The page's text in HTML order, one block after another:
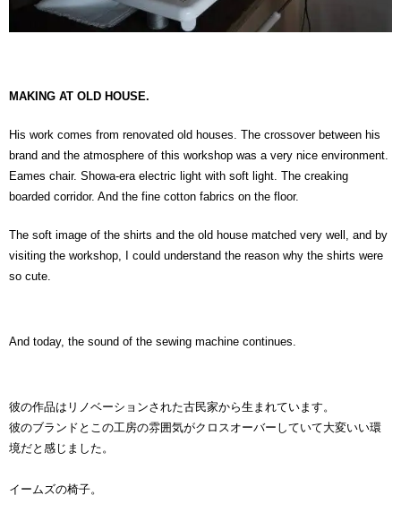
MAKING AT OLD HOUSE.
His work comes from renovated old houses. The crossover between his
brand and the atmosphere of this workshop was a very nice environment.
Eames chair. Showa-era electric light with soft light. The creaking
boarded corridor. And the fine cotton fabrics on the floor.
The soft image of the shirts and the old house matched very well, and by
visiting the workshop, I could understand the reason why the shirts were
so cute.
And today, the sound of the sewing machine continues.
彼の作品はリノベーションされた古民家から生まれています。
彼のブランドとこの工房の雰囲気がクロスオーバーしていて大変いい環
境だと感じました。
イームズの椅子。